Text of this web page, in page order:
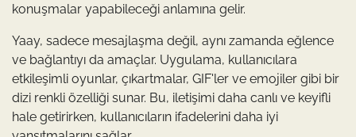
konuşmalar yapabileceği anlamına gelir.
Yaay, sadece mesajlaşma değil, aynı zamanda eğlence
ve bağlantıyı da amaçlar. Uygulama, kullanıcılara
etkileşimli oyunlar, çıkartmalar, GIF'ler ve emojiler gibi bir
dizi renkli özelliği sunar. Bu, iletişimi daha canlı ve keyifli
hale getirirken, kullanıcıların ifadelerini daha iyi